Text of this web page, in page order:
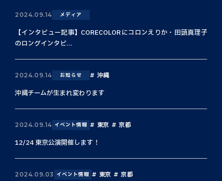
2024.09.14 メディア
【インタビュー記事】CORECOLORにコロンえりか・田頭真理子
のロングインタビ...
2024.09.14 お知らせ 沖縄
沖縄チームが生まれ変わります
2024.09.14 イベント情報 東京 京都
12/24 東京公演開催します！
2024.09.03 イベント情報 東京 京都